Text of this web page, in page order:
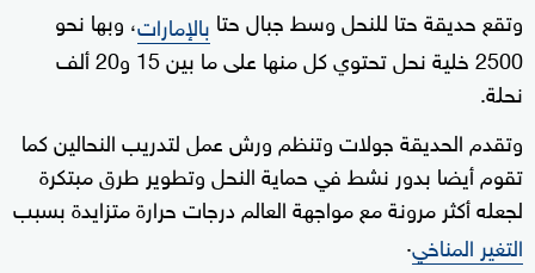
وتقع حديقة حتا للنحل وسط جبال حتا بالإمارات، وبها نحو
2500 خلية نحل تحتوي كل منها على ما بين 15 و20 ألف
نحلة.
وتقدم الحديقة جولات وتنظم ورش عمل لتدريب النحالين كما
تقوم أيضا بدور نشط في حماية النحل وتطوير طرق مبتكرة
لجعله أكثر مرونة مع مواجهة العالم درجات حرارة متزايدة بسبب
التغير المناخي.